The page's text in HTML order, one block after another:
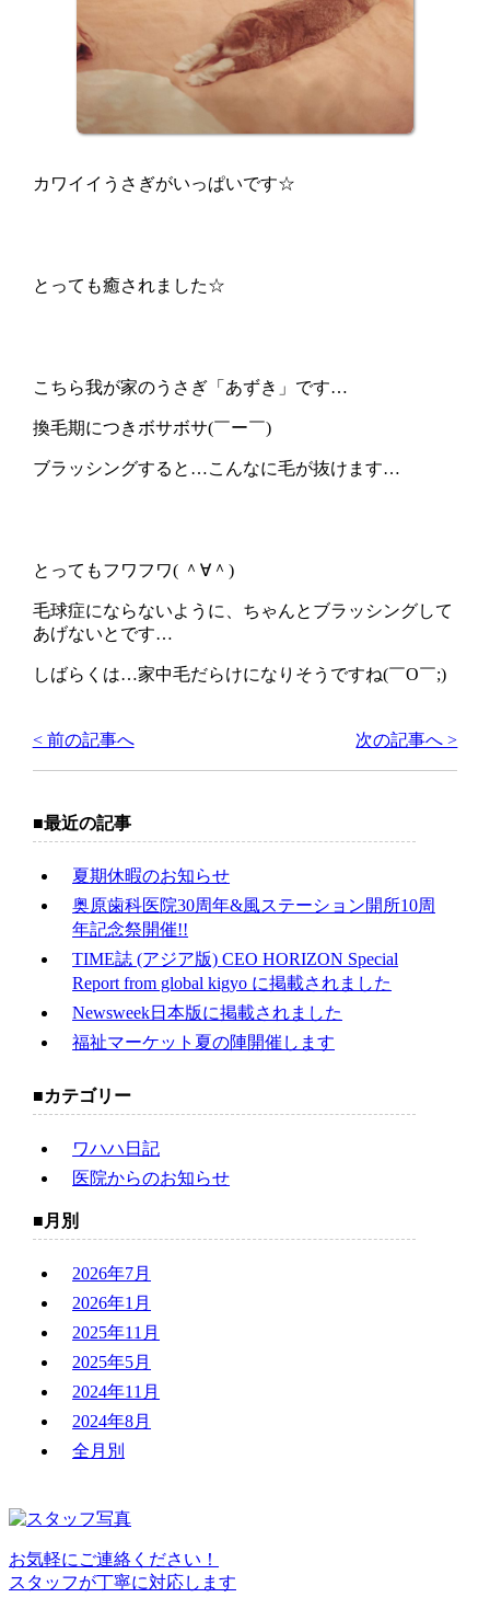
カワイイうさぎがいっぱいです☆
とっても癒されました☆
こちら我が家のうさぎ「あずき」です…
換毛期につきボサボサ(￣ー￣)
ブラッシングすると…こんなに毛が抜けます…
とってもフワフワ( ＾∀＾)
毛球症にならないように、ちゃんとブラッシングして
あげないとです…
しばらくは…家中毛だらけになりそうですね(￣O￣;)
< 前の記事へ 次の記事へ >
最近の記事
夏期休暇のお知らせ
奥原歯科医院30周年&風ステーション開所10周
年記念祭開催!!
TIME誌 (アジア版) CEO HORIZON Special
Report from global kigyo に掲載されました
Newsweek日本版に掲載されました
福祉マーケット夏の陣開催します
カテゴリー
ワハハ日記
医院からのお知らせ
月別
2026年7月
2026年1月
2025年11月
2025年5月
2024年11月
2024年8月
全月別
お気軽にご連絡ください！
スタッフが丁寧に対応します